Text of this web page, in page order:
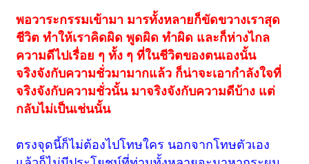
พอวาระกรรมเข้ามา มารทั้งหลายก็ขัดขวางเราสุด
ชีวิต ทำให้เราคิดผิด พูดผิด ทำผิด และก็ห่างไกล
ความดีไปเรื่อย ๆ ทั้ง ๆ ที่ในชีวิตของตนเองนั้น
จริงจังกับความชั่วมามากแล้ว ก็น่าจะเอากำลังใจที่
จริงจังกับความชั่วนั้น มาจริงจังกับความดีบ้าง แต่
กลับไม่เป็นเช่นนั้น
ตรงจุดนี้ก็ไม่ต้องไปโทษใคร นอกจากโทษตัวเอง